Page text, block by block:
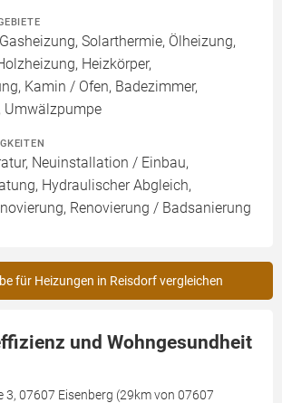
Solarthermie, Ölheizung,
Heizkörper,
Kamin / Ofen, Badezimmer,
Umwälzpumpe
Neuinstallation / Einbau,
Hydraulischer Abgleich,
Renovierung / Badsanierung
für Heizungen in Reisdorf vergleichen
und Wohngesundheit
3, 07607 Eisenberg (29km von 07607